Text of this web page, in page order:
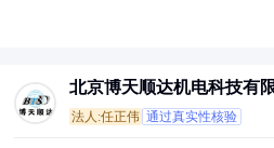
北京博天顺达机电科技有
法人:任正伟 通过真实性核验